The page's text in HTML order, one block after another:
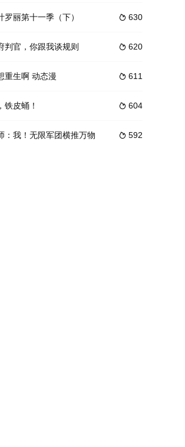
斗破苍穹年番》第144集
天生自带 “招魂” 体质，是“游
》动画正式启动！
 630
罗丽第十一季（下）
 620
判官，你跟我谈规则
 611
重生啊 动态漫
 604
铁皮蛹！
 592
：我！无限军团横推万物